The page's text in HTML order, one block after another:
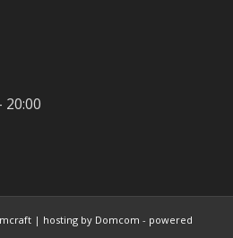
20:00
| hosting by Domcom - powered